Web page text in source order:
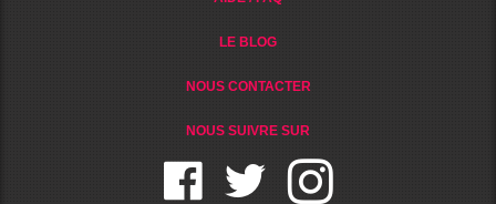
LE BLOG
NOUS CONTACTER
NOUS SUIVRE SUR